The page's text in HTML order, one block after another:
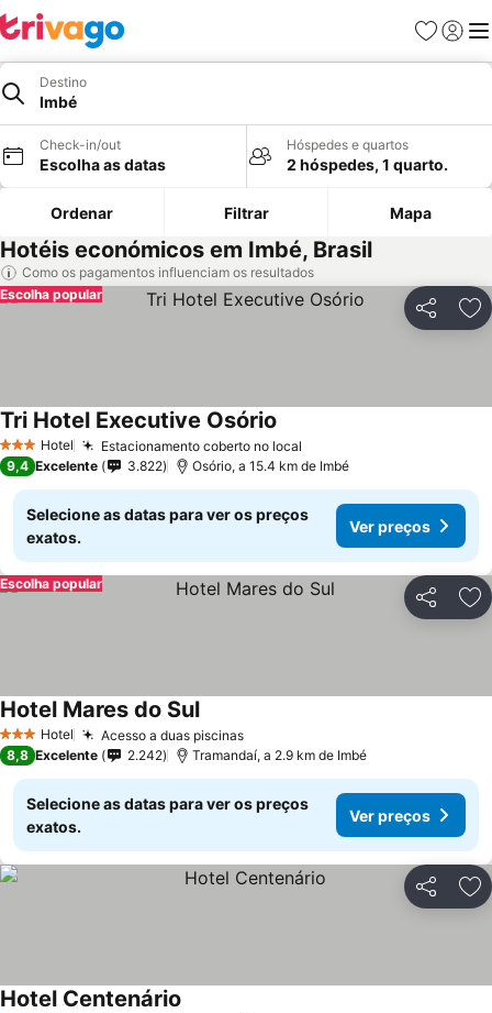
Favoritos
Iniciar
Destino
Imbé
Check-in/out
Escolha as datas
Hóspedes e quartos
2 hóspedes, 1 quarto.
Ordenar Filtrar Mapa
Hotéis económicos em Imbé, Brasil
Como os pagamentos influenciam os resultados
Partilhar
Escolha popular
3 EstrelasHotel Estacionamento coberto no local
Tri Hotel Executive Osório
9,4 Excelente 3.822 Osório, a 15.4 km de Imbé
Selecione as datas para ver os preços
exatos.
Ver preços
Partilhar
Escolha popular
3 EstrelasHotel Acesso a duas piscinas
Hotel Mares do Sul
8,8 Excelente 2.242 Tramandaí, a 2.9 km de Imbé
Selecione as datas para ver os preços
exatos.
Ver preços
Partilhar
Hotel Centenário